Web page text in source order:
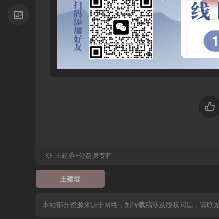
王建蓉-公益课专栏
王建蓉
本站部分资源来源于网络，如转载稿涉及版权问题，请联